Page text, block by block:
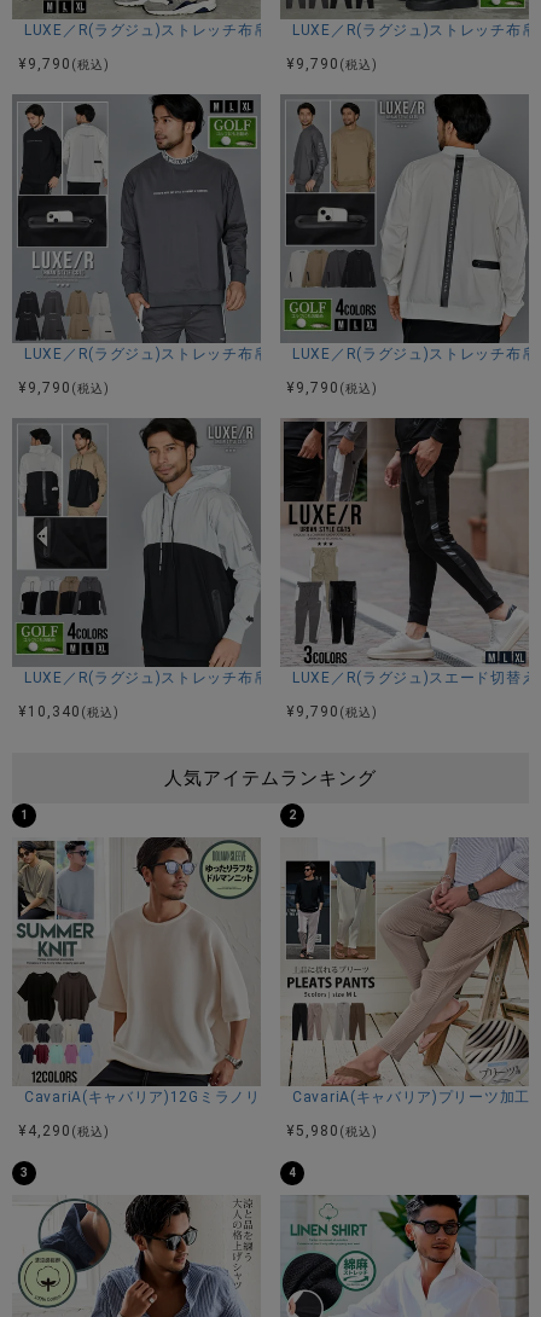
LUXE／R(ラグジュ)ストレッチ布帛パンツ/全4色
¥ 9,790 (税込)
LUXE／R(ラグジュ)ストレッチ布
¥ 9,790 (税込)
LUXE／R(ラグジュ)ストレッチ布帛モックネックトレーナー/全4色
¥ 9,790 (税込)
LUXE／R(ラグジュ)ストレッチ布
¥ 9,790 (税込)
LUXE／R(ラグジュ)ストレッチ布帛切替長袖パーカー/全4色
¥ 10,340 (税込)
LUXE／R(ラグジュ)スエード切替
¥ 9,790 (税込)
人気アイテムランキング
1
CavariA(キャバリア)12Gミラノリブクルーネックドルマンハーフスリー
¥ 4,290 (税込)
2
CavariA(キャバリア)プリーツ加工
¥ 5,980 (税込)
3 4